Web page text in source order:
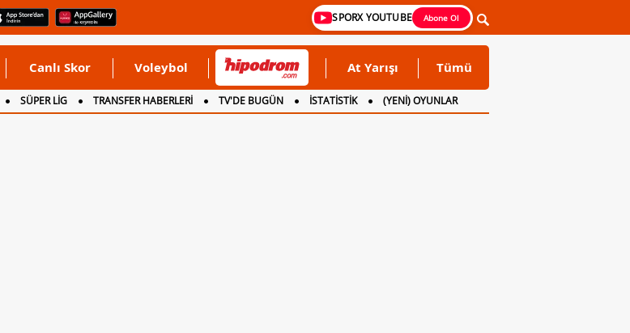
SPORX YOUTUBE Abone Ol
Canlı Skor Voleybol At Yarışı Tümü
SÜPER LİG TRANSFER HABERLERİ TV'DE BUGÜN İSTATİSTİK
(YENİ) OYUNLAR